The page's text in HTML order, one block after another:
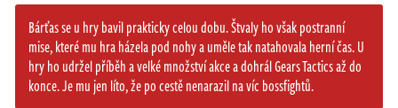
Bárťas se u hry bavil prakticky celou dobu. Štvaly ho však postranní
mise, které mu hra házela pod nohy a uměle tak natahovala herní čas. U
hry ho udržel příběh a velké množství akce a dohrál Gears Tactics až do
konce. Je mu jen líto, že po cestě nenarazil na víc bossfightů.